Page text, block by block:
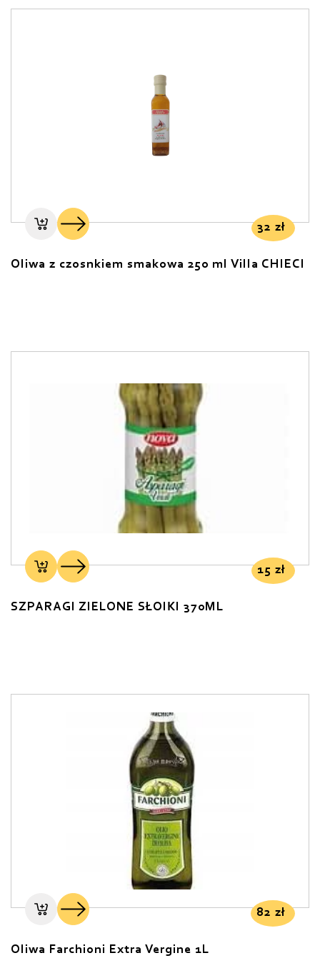
32 zł
Oliwa z czosnkiem smakowa 250 ml Villa CHIECI
15 zł
SZPARAGI ZIELONE SŁOIKI 370ML
82 zł
Oliwa Farchioni Extra Vergine 1L